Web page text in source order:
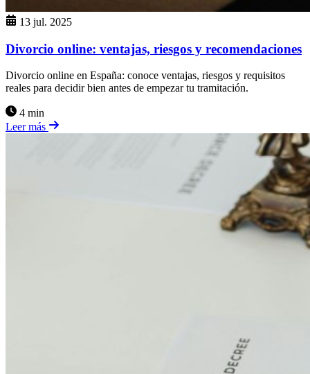
13 jul. 2025
Divorcio online: ventajas, riesgos y recomendaciones
Divorcio online en España: conoce ventajas, riesgos y requisitos
reales para decidir bien antes de empezar tu tramitación.
4 min
Leer más